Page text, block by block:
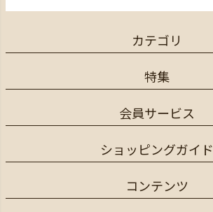
カテゴリ
特集
会員サービス
ショッピングガイド
コンテンツ